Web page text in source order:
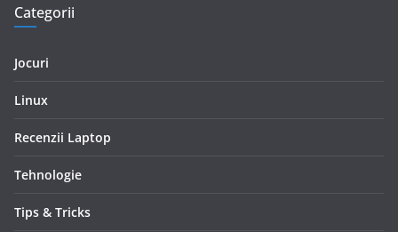
Categorii
Jocuri
Linux
Recenzii Laptop
Tehnologie
Tips & Tricks